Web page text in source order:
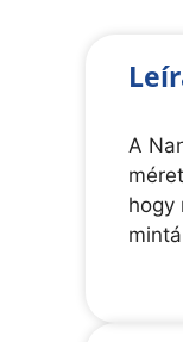
A
hogy